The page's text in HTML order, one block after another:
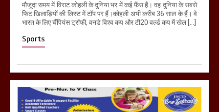
मौजूदा समय में विराट कोहली के दुनिया भर में कई फैंस हैं। वह दुनिया के सबसे
फिट खिलाड़ियों की लिस्ट में टॉप पर हैं।कोहली अभी करीब 36 साल के हैं। वे
भारत के लिए चैंपियंस ट्रॉफी, वनडे विश्व कप और टी20 वर्ल्ड कप में खेल […]
Sports